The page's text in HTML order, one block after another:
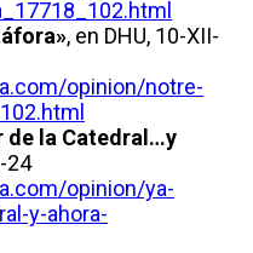
, en DHU, 10-XII-
opinion/notre-
de la Catedral…y
24
opinion/ya-
y-ahora-